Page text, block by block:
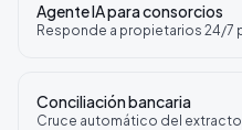
Agente IA para consorcios
Responde a propietarios 24/7
Conciliación bancaria
Cruce automático del